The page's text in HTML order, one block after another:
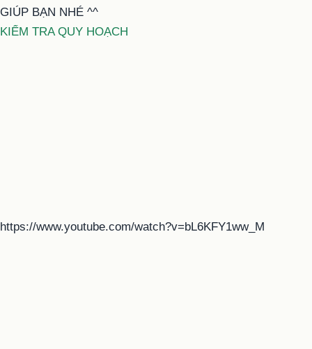
GIÚP BẠN NHÉ ^^
KIỂM TRA QUY HOẠCH
https://www.youtube.com/watch?v=bL6KFY1ww_M